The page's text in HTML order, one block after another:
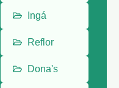
Ingá
Reflor
Dona's